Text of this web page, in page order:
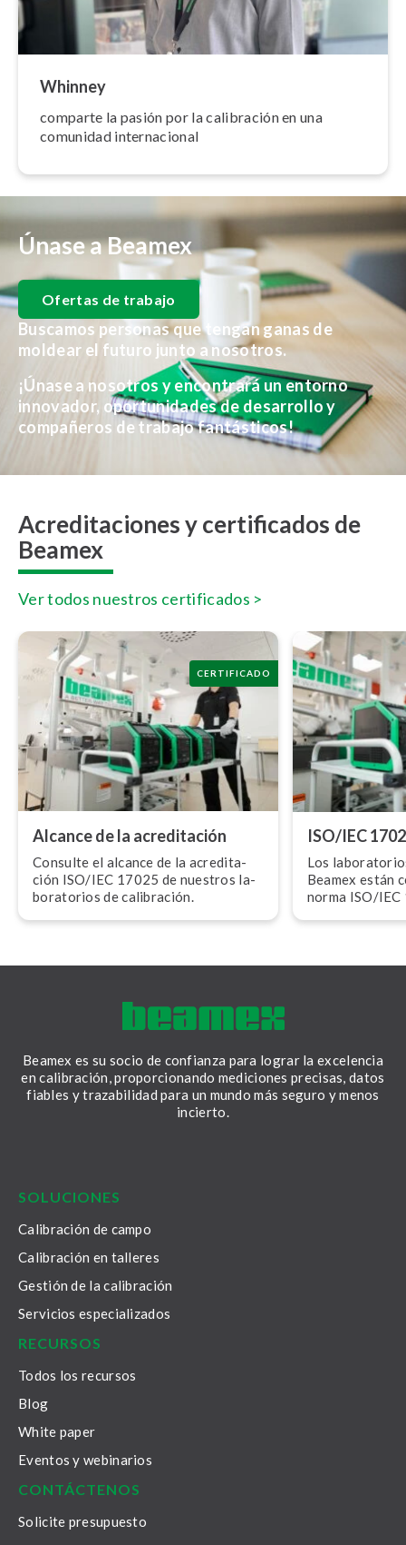
Whinney
comparte la pasión por la calibración en una
comunidad in­te­r­na­cio­nal
Únase a Beamex
Ofertas de trabajo
Buscamos personas que tengan ganas de
moldear el futuro junto a nosotros.
¡Únase a nosotros y encontrará un entorno
innovador, oportunidades de desarrollo y
compañeros de trabajo fantásticos!
Acreditaciones y certificados de
Beamex
Ver todos nuestros certificados >
CERTIFICADO
Alcance de la acre­di­ta­ción
Consulte el alcance de la acre­di­ta­
ción ISO/IEC 17025 de nuestros la­
bo­ra­to­rios de calibración.
ISO/IEC
Los
Beamex están
norma ISO/
Beamex es su socio de confianza para lograr la excelencia
en calibración, proporcionando mediciones precisas, datos
fiables y trazabilidad para un mundo más seguro y menos
incierto.
SOLUCIONES
Calibración de campo
Calibración en talleres
Gestión de la calibración
Servicios especializados
RECURSOS
Todos los recursos
Blog
White paper
Eventos y webinarios
CONTÁCTENOS
Solicite presupuesto